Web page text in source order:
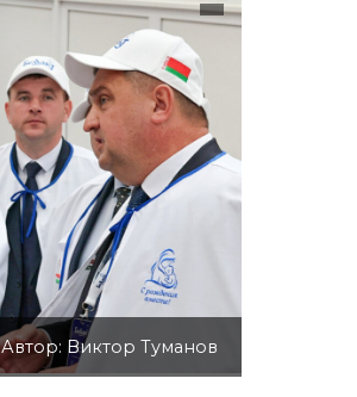
Автор: Виктор Туманов